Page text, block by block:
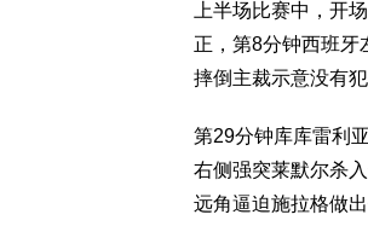
上半场比赛中，开
正，第8分钟西班牙
摔倒主裁示意没有犯
第29分钟库库雷利
右侧强突莱默尔杀
远角逼迫施拉格做